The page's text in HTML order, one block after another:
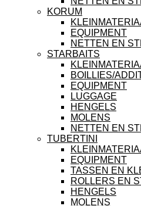
KORUM
EQUIPMENT
NETTEN EN
STARBAITS
BOILLIES/
EQUIPMENT
LUGGAGE
HENGELS
MOLENS
NETTEN EN
TUBERTINI
EQUIPMENT
TASSEN EN
ROLLERS EN
HENGELS
MOLENS